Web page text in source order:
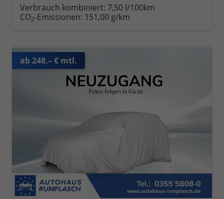
Verbrauch kombiniert: 7,50 l/100km
CO2-Emissionen: 151,00 g/km
ab 248,– € mtl.